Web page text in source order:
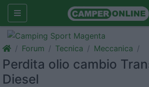
Forum Tecnica Meccanica
Perdita olio cambio
Diesel